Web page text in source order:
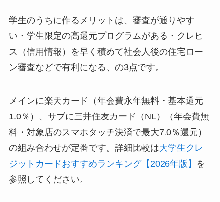
学生のうちに作るメリットは、審査が通りやす
い・学生限定の高還元プログラムがある・クレヒ
ス（信用情報）を早く積めて社会人後の住宅ロー
ン審査などで有利になる、の3点です。
メインに楽天カード（年会費永年無料・基本還元
1.0％）、サブに三井住友カード（NL）（年会費無
料・対象店のスマホタッチ決済で最大7.0％還元）
の組み合わせが定番です。詳細比較は大学生クレ
ジットカードおすすめランキング【2026年版】
を
参照してください。